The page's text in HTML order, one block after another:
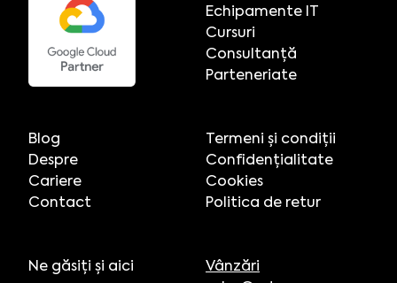
Echipamente IT
Cursuri
Consultanță
Parteneriate
Blog
Despre
Cariere
Contact
Termeni și condiții
Confidențialitate
Cookies
Politica de retur
Ne găsiți și aici
Vânzări